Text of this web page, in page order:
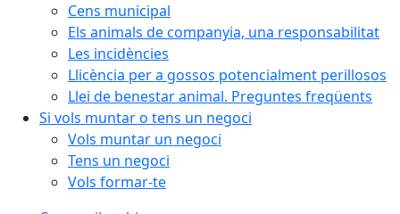
Cens municipal
Els animals de companyia, una responsabilitat
Les incidències
Llicència per a gossos potencialment perillosos
Llei de benestar animal. Preguntes freqüents
Si vols muntar o tens un negoci
Vols muntar un negoci
Tens un negoci
Vols formar-te